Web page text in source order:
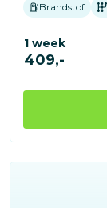
Brandstof
1 week
409,-